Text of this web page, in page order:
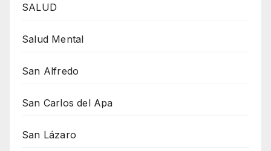
SALUD
Salud Mental
San Alfredo
San Carlos del Apa
San Lázaro